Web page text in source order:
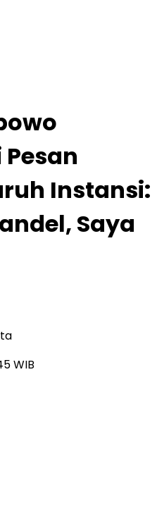
Instansi:
Saya
WIB